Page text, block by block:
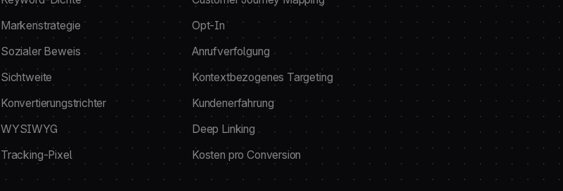
Markenstrategie
Opt-In
Sozialer Beweis
Anrufverfolgung
Sichtweite
Kontextbezogenes Targeting
Konvertierungstrichter
Kundenerfahrung
WYSIWYG
Deep Linking
Tracking-Pixel Kosten pro Conversion